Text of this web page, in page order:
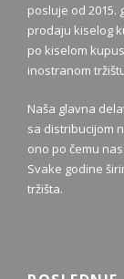
posluje od 2015.
prodaju kiselog
po kiselom
inostranom
Naša glavna
sa distribucijom
ono po čemu
Svake godine
tržišta.